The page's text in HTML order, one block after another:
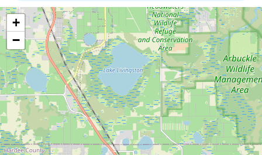
+
−